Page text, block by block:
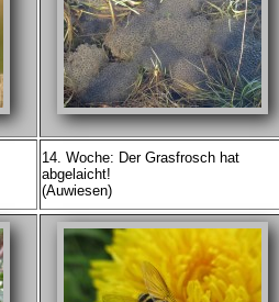
14. Woche: Der Grasfrosch hat
abgelaicht!
(Auwiesen)